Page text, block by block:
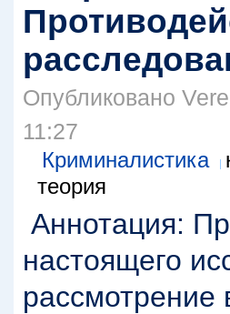
Опубликовано
11:27
Криминалистика
теория
Аннотация:
настоящего
рассмотрение